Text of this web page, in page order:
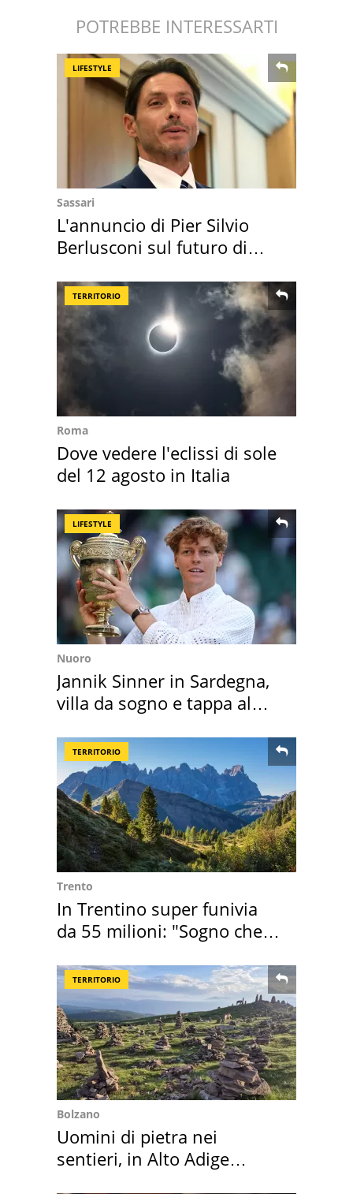
POTREBBE INTERESSARTI
LIFESTYLE
Sassari
L'annuncio di Pier Silvio
Berlusconi sul futuro di
TERRITORIO
Roma
Dove vedere l'eclissi di sole
del 12 agosto in Italia
LIFESTYLE
Nuoro
Jannik Sinner in Sardegna,
villa da sogno e tappa al
TERRITORIO
Trento
In Trentino super funivia
da 55 milioni: "Sogno che si
TERRITORIO
Bolzano
Uomini di pietra nei
sentieri, in Alto Adige